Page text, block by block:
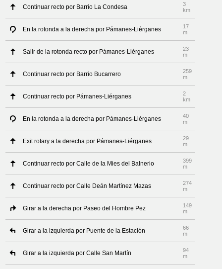
Continuar recto por Barrio La Condesa
3
km
En la rotonda a la derecha por Pámanes-Liérganes
17
m
Salir de la rotonda recto por Pámanes-Liérganes
23
m
Continuar recto por Barrio Bucarrero
259
m
Continuar recto por Pámanes-Liérganes
2
km
En la rotonda a la derecha por Pámanes-Liérganes
40
m
Exit rotary a la derecha por Pámanes-Liérganes
29
m
Continuar recto por Calle de la Mies del Balnerio
399
m
Continuar recto por Calle Deán Martínez Mazas
274
m
Girar a la derecha por Paseo del Hombre Pez
149
m
Girar a la izquierda por Puente de la Estación
66
m
Girar a la izquierda por Calle San Martín
94
m